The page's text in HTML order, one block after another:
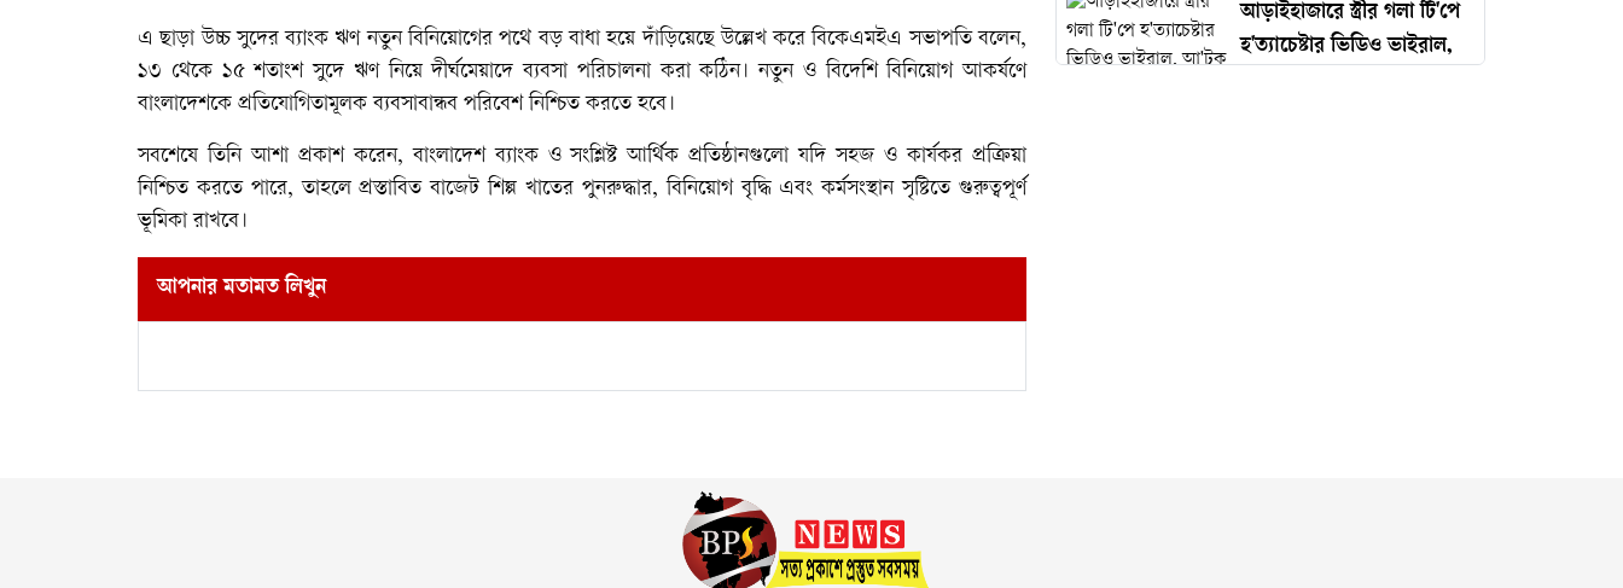
এ ছাড়া উচ্চ সুদের ব্যাংক ঋণ নতুন বিনিয়োগের পথে বড় বাধা হয়ে দাঁড়িয়েছে উল্লেখ করে বিকেএমইএ সভাপতি বলেন,
১৩ থেকে ১৫ শতাংশ সুদে ঋণ নিয়ে দীর্ঘমেয়াদে ব্যবসা পরিচালনা করা কঠিন। নতুন ও বিদেশি বিনিয়োগ আকর্ষণে
বাংলাদেশকে প্রতিযোগিতামূলক ব্যবসাবান্ধব পরিবেশ নিশ্চিত করতে হবে।
সবশেষে তিনি আশা প্রকাশ করেন, বাংলাদেশ ব্যাংক ও সংশ্লিষ্ট আর্থিক প্রতিষ্ঠানগুলো যদি সহজ ও কার্যকর প্রক্রিয়া
নিশ্চিত করতে পারে, তাহলে প্রস্তাবিত বাজেট শিল্প খাতের পুনরুদ্ধার, বিনিয়োগ বৃদ্ধি এবং কর্মসংস্থান সৃষ্টিতে গুরুত্বপূর্ণ
ভূমিকা রাখবে।
আপনার মতামত লিখুন
আড়াইহাজারে স্ত্রীর গলা টি'পে
হ'ত্যাচেষ্টার ভিডিও ভাইরাল,